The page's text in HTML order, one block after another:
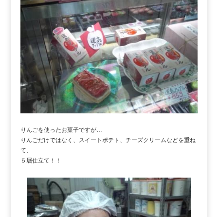
りんごを使ったお菓子ですが…
りんごだけではなく、スイートポテト、チーズクリームなどを重ね
て、
５層仕立て！！